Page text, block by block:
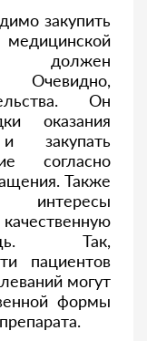
закупить
Он
оказания
закупать
согласно
Также
интересы
Так,
пациентов
могут
формы